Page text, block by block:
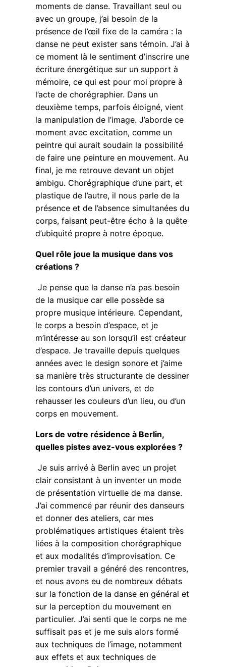
moments de danse. Travaillant seul ou
avec un groupe, j’ai besoin de la
présence de l’œil fixe de la caméra : la
danse ne peut exister sans témoin. J’ai à
ce moment là le sentiment d’inscrire une
écriture énergétique sur un support à
mémoire, ce qui est pour moi propre à
l’acte de chorégraphier. Dans un
deuxième temps, parfois éloigné, vient
la manipulation de l’image. J’aborde ce
moment avec excitation, comme un
peintre qui aurait soudain la possibilité
de faire une peinture en mouvement. Au
final, je me retrouve devant un objet
ambigu. Chorégraphique d’une part, et
plastique de l’autre, il nous parle de la
présence et de l’absence simultanées du
corps, faisant peut-être écho à la quête
d’ubiquité propre à notre époque.
Quel rôle joue la musique dans vos
créations ?
Je pense que la danse n’a pas besoin
de la musique car elle possède sa
propre musique intérieure. Cependant,
le corps a besoin d’espace, et je
m’intéresse au son lorsqu’il est créateur
d’espace. Je travaille depuis quelques
années avec le design sonore et j’aime
sa manière très structurante de dessiner
les contours d’un univers, et de
rehausser les couleurs d’un lieu, ou d’un
corps en mouvement.
Lors de votre résidence à Berlin,
quelles pistes avez-vous explorées ?
Je suis arrivé à Berlin avec un projet
clair consistant à un inventer un mode
de présentation virtuelle de ma danse.
J’ai commencé par réunir des danseurs
et donner des ateliers, car mes
problématiques artistiques étaient très
liées à la composition chorégraphique
et aux modalités d’improvisation. Ce
premier travail a généré des rencontres,
et nous avons eu de nombreux débats
sur la fonction de la danse en général et
sur la perception du mouvement en
particulier. J’ai senti que le corps ne me
suffisait pas et je me suis alors formé
aux techniques de l’image, notamment
aux effets et aux techniques de